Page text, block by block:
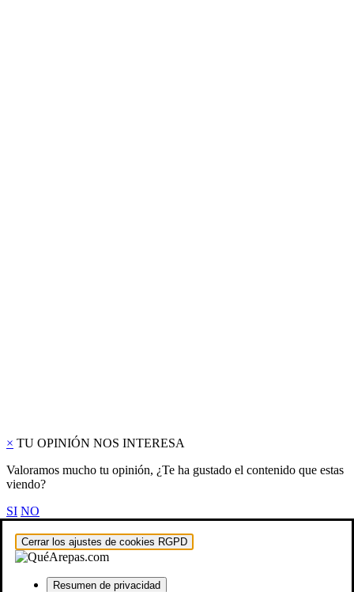
× TU OPINIÓN NOS INTERESA
Valoramos mucho tu opinión, ¿Te ha gustado el contenido que estas
viendo?
SI NO
Cerrar los ajustes de cookies RGPD
Resumen de privacidad